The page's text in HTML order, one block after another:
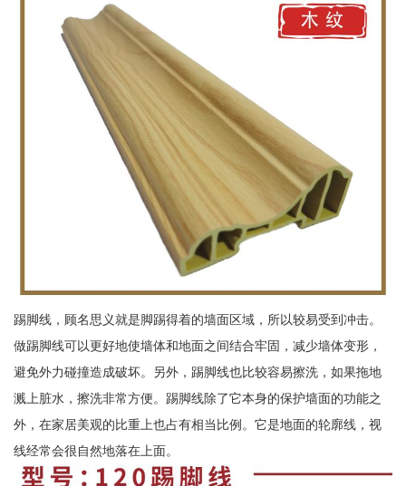
踢脚线，顾名思义就是脚踢得着的墙面区域，所以较易受到冲击。
做踢脚线可以更好地使墙体和地面之间结合牢固，减少墙体变形，
避免外力碰撞造成破坏。另外，踢脚线也比较容易擦洗，如果拖地
溅上脏水，擦洗非常方便。踢脚线除了它本身的保护墙面的功能之
外，在家居美观的比重上也占有相当比例。它是地面的轮廓线，视
线经常会很自然地落在上面。